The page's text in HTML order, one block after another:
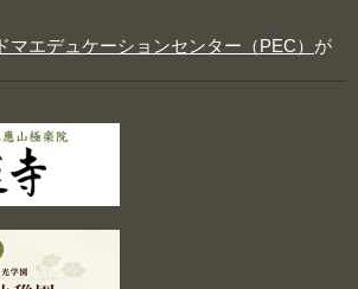
マエデュケーションセンター（PEC） が